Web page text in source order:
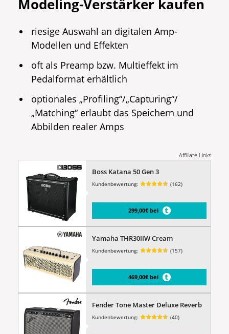
Modeling-Verstärker kaufen
riesige Auswahl an digitalen Amp-
Modellen und Effekten
oft als Preamp bzw. Multieffekt im
Pedalformat erhältlich
optionales „Profiling“/„Capturing“/
„Matching“ erlaubt das Speichern und
Abbilden realer Amps
Affiliate Links
Boss Katana 50 Gen 3
Kundenbewertung: (162)
299,00€ bei
Yamaha THR30IIW Cream
Kundenbewertung: (157)
469,00€ bei
Fender Tone Master Deluxe Reverb
Kundenbewertung: (40)